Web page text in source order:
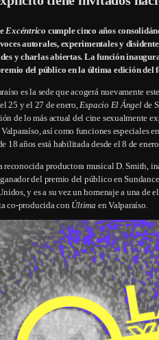
Excéntrico cumple cinco años
autorales, experimentales y
y charlas abiertas. La función
del público en la última edición del
es la sede que acogerá nuevamente
25 y el 27 de enero, Espacio El Ángel de
de lo más actual del cine sexualmente
así como funciones especiales
18 años está habilitada desde el 8 de
reconocida productora musical D. Smith,
del premio del público en
y es a su vez un homenaje a una
co-producida con Última en Valparaíso.